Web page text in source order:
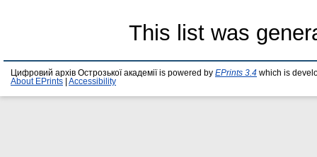
This list was
Цифровий архів Острозької академії is powered by EPrints 3.4 which is
About EPrints
Accessibility